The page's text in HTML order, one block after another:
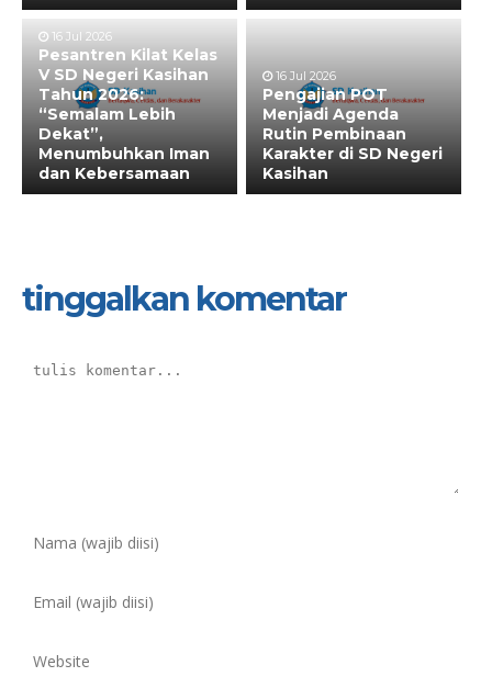
16 Jul 2026
Pesantren Kilat Kelas
V SD Negeri Kasihan
Tahun 2026:
“Semalam Lebih
Dekat”,
Menumbuhkan Iman
dan Kebersamaan
16 Jul 2026
Pengajian POT
Menjadi Agenda
Rutin Pembinaan
Karakter di SD Negeri
Kasihan
tinggalkan komentar